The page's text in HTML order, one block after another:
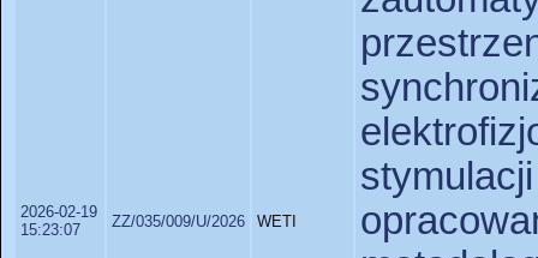
2026-02-19
15:23:07
ZZ/035/009/U/2026 WETI